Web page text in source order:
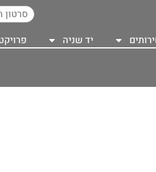
סרטון
יד שניה